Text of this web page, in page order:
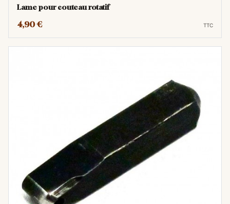
Lame pour couteau rotatif
4,90 € TTC